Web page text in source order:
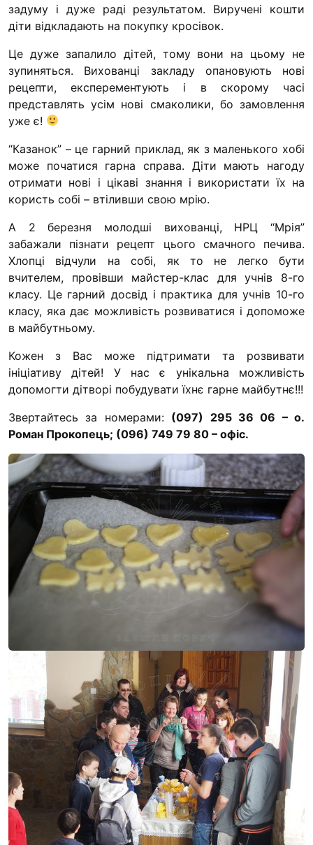
Контакти
(096) 749 79 80
procopecj@gmail.com
задуму і дуже раді результатом. Виручені кошти
діти відкладають на покупку кросівок.
Це дуже запалило дітей, тому вони на цьому не
зупиняться. Вихованці закладу опановують нові
рецепти, експерементують і в скорому часі
представлять усім нові смаколики, бо замовлення
уже є!
“Казанок” – це гарний приклад, як з маленького хобі
може початися гарна справа. Діти мають нагоду
отримати нові і цікаві знання і використати їх на
користь собі – втіливши свою мрію.
А 2 березня молодші вихованці, НРЦ “Мрія”
забажали пізнати рецепт цього смачного печива.
Хлопці відчули на собі, як то не легко бути
вчителем, провівши майстер-клас для учнів 8-го
класу. Це гарний досвід і практика для учнів 10-го
класу, яка дає можливість розвиватися і допоможе
в майбутньому.
Кожен з Вас може підтримати та розвивати
ініціативу дітей! У нас є унікальна можливість
допомогти дітворі побудувати їхнє гарне майбутнє!!!
Звертайтесь за номерами: (097) 295 36 06 – о.
Роман Прокопець; (096) 749 79 80 – офіс.